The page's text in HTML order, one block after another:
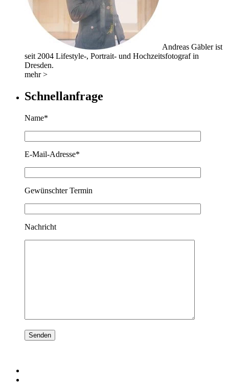
Andreas Gäbler ist
seit 2004 Lifestyle-, Portrait- und Hochzeitsfotograf in
Dresden.
mehr >
Schnellanfrage
Name*
E-Mail-Adresse*
Gewünschter Termin
Nachricht